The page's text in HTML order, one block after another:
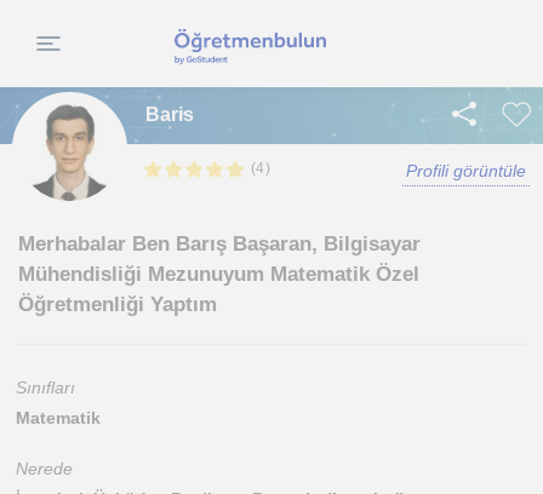
Baris
(4) Profili görüntüle
Merhabalar Ben Barış Başaran, Bilgisayar
Mühendisliği Mezunuyum Matematik Özel
Öğretmenliği Yaptım
Sınıfları
Matematik
Nerede